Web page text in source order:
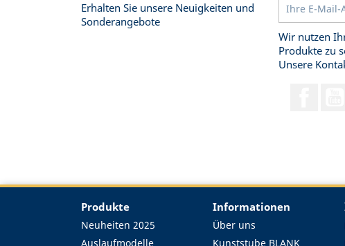
Erhalten Sie unsere Neuigkeiten und
Sonderangebote
Wir nutzen
Produkte zu
Unsere
Produkte
Neuheiten 2025
Auslaufmodelle
Informationen
Über uns
Kunststube BLANK